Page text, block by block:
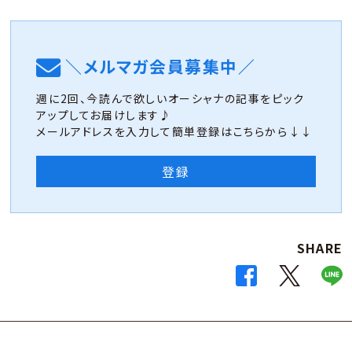
＼メルマガ会員募集中／
週に2回、今読んで欲しいオーシャナの記事をピック
アップしてお届けします♪
メールアドレスを入力して簡単登録はこちらから↓↓
登録
SHARE